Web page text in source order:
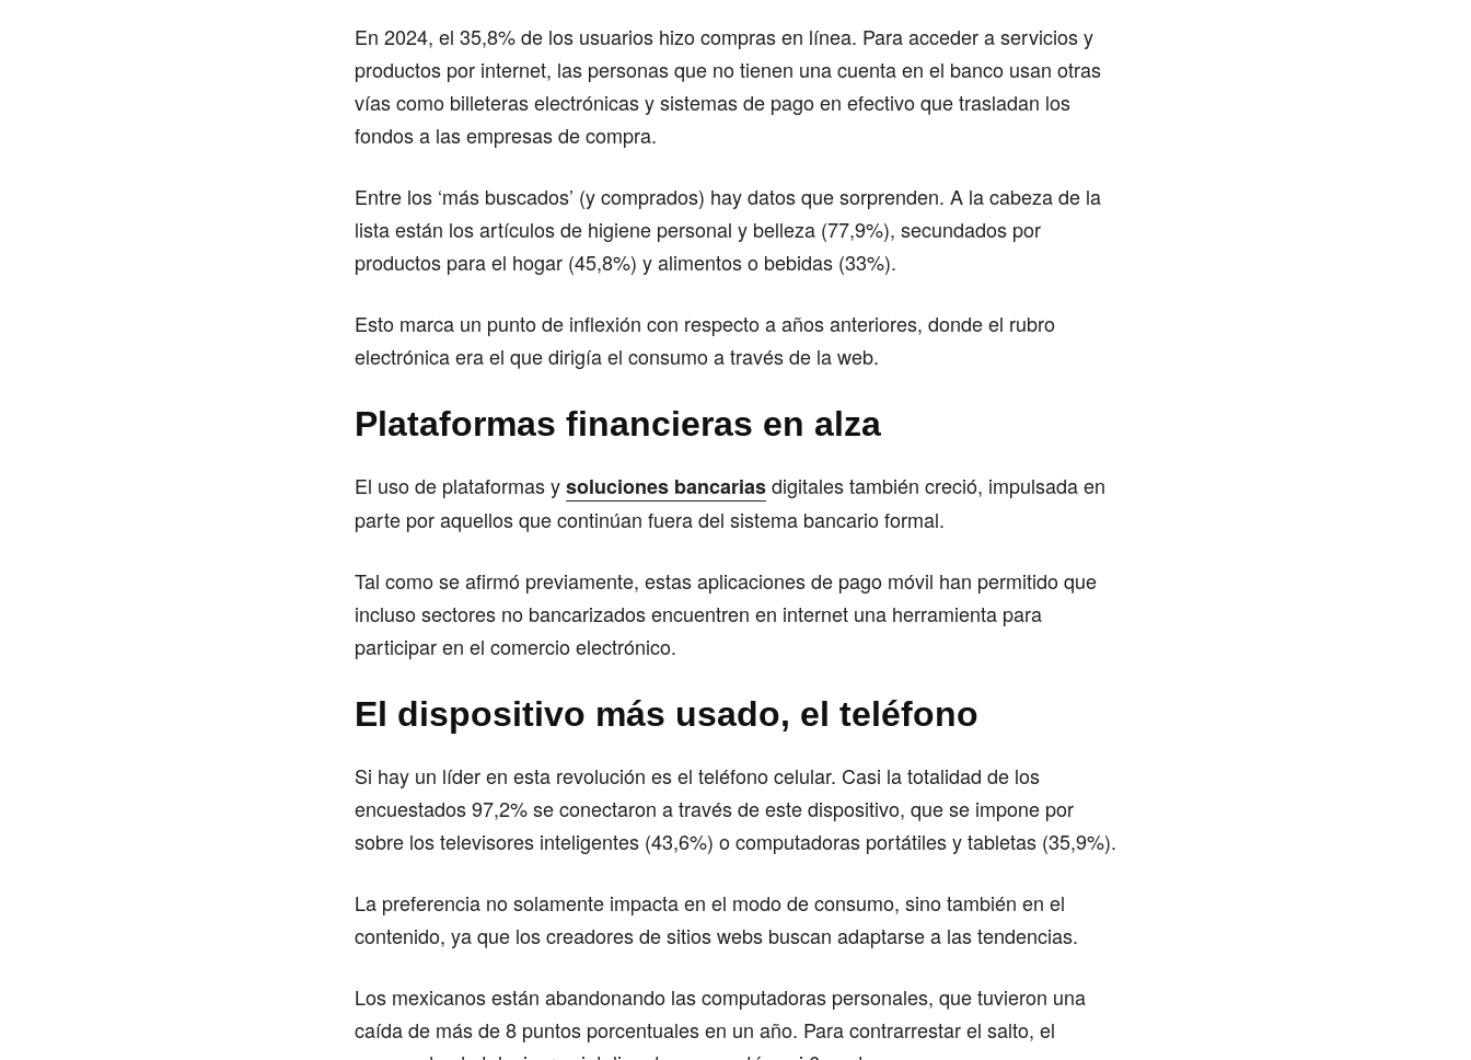
En 2024, el 35,8% de los usuarios hizo compras en línea. Para acceder a servicios y
productos por internet, las personas que no tienen una cuenta en el banco usan otras
vías como billeteras electrónicas y sistemas de pago en efectivo que trasladan los
fondos a las empresas de compra.
Entre los ‘más buscados’ (y comprados) hay datos que sorprenden. A la cabeza de la
lista están los artículos de higiene personal y belleza (77,9%), secundados por
productos para el hogar (45,8%) y alimentos o bebidas (33%).
Esto marca un punto de inflexión con respecto a años anteriores, donde el rubro
electrónica era el que dirigía el consumo a través de la web.
Plataformas financieras en alza
El uso de plataformas ysoluciones bancariasdigitales también creció, impulsada en
parte por aquellos que continúan fuera del sistema bancario formal.
Tal como se afirmó previamente, estas aplicaciones de pago móvil han permitido que
incluso sectores no bancarizados encuentren en internet una herramienta para
participar en el comercio electrónico.
El dispositivo más usado, el teléfono
Si hay un líder en esta revolución es el teléfono celular. Casi la totalidad de los
encuestados 97,2% se conectaron a través de este dispositivo, que se impone por
sobre los televisores inteligentes (43,6%) o computadoras portátiles y tabletas (35,9%).
La preferencia no solamente impacta en el modo de consumo, sino también en el
contenido, ya que los creadores de sitios webs buscan adaptarse a las tendencias.
Los mexicanos están abandonando las computadoras personales, que tuvieron una
caída de más de 8 puntos porcentuales en un año. Para contrarrestar el salto, el